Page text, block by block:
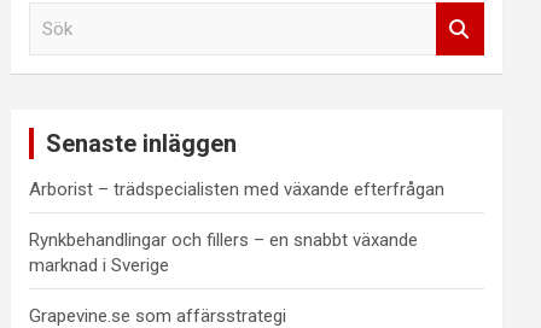
Senaste inläggen
Arborist – trädspecialisten med växande efterfrågan
Rynkbehandlingar och fillers – en snabbt växande
marknad i Sverige
Grapevine.se som affärsstrategi